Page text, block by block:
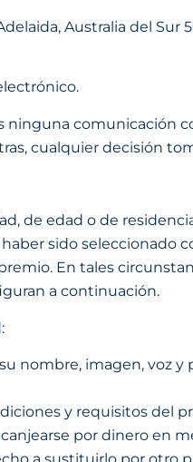
Australia del
comunicación
cualquier decisión
de edad o de
sido seleccionado
En tales
a continuación.
nombre, imagen, voz
y requisitos del
por dinero en